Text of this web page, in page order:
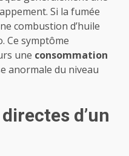
Si la fumée
combustion d’huile
Ce symptôme
une consommation
anormale du niveau
d’un